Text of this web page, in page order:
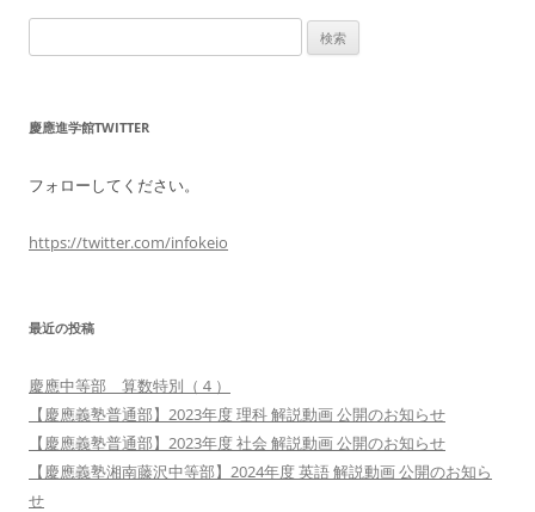
索:
慶應進学館TWITTER
フォローしてください。
https://twitter.com/infokeio
最近の投稿
慶應中等部 算数特別（４）
【慶應義塾普通部】2023年度 理科 解説動画 公開のお知らせ
【慶應義塾普通部】2023年度 社会 解説動画 公開のお知らせ
【慶應義塾湘南藤沢中等部】2024年度 英語 解説動画 公開のお知ら
せ